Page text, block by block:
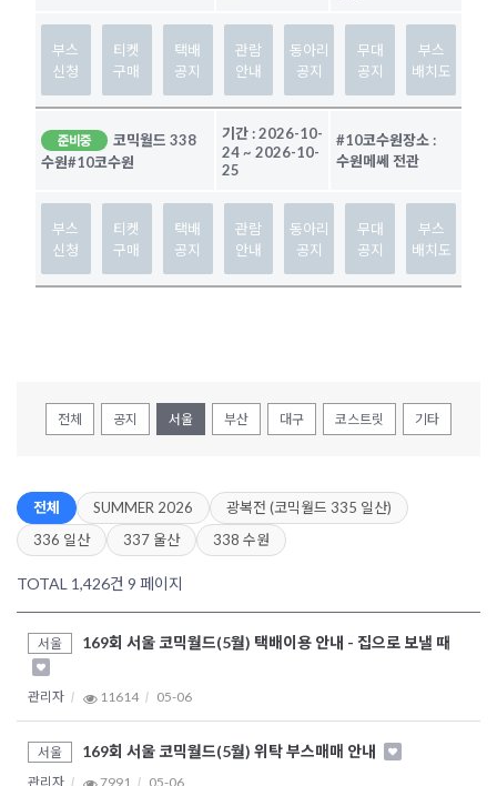
부스
신청
티켓
구매
택배
공지
관람
안내
동아리
공지
무대
공지
부스
배치도
준비중
코믹월드 338
수원#10코수원
기간 :2026-10-
24~ 2026-10-
25
#10코수원장소 :
수원메쎄 전관
부스
신청
티켓
구매
택배
공지
관람
안내
동아리
공지
무대
공지
부스
배치도
전체 공지 서울 부산 대구 코스트릿 기타
전체 SUMMER 2026
광복전 (코믹월드 335 일산)
336 일산
337 울산 338 수원
TOTAL 1,426건 9 페이지
서울 169회 서울 코믹월드(5월) 택배이용 안내 - 집으로 보낼 때
관리자 11614 05-06
서울 169회 서울 코믹월드(5월) 위탁 부스매매 안내
관리자 7991 05-06